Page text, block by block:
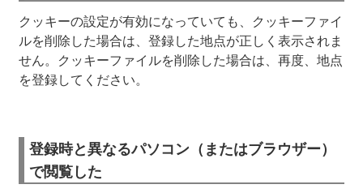
クッキーの設定が有効になっていても、クッキーファイ
ルを削除した場合は、登録した地点が正しく表示されま
せん。クッキーファイルを削除した場合は、再度、地点
を登録してください。
登録時と異なるパソコン（またはブラウザー）
で閲覧した